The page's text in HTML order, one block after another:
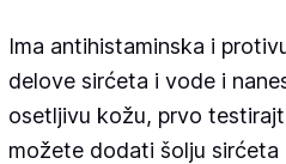
Ima antihistaminska i
delove sirćeta i vode i
osetljivu kožu, prvo
možete dodati šolju sirćeta